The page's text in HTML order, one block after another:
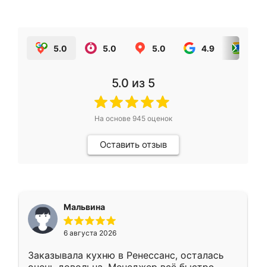
5.0 5.0 5.0 4.9
5.0 из 5
На основе 945оценок
Оставить отзыв
Мальвина
6 августа 2026
Заказывала кухню в Ренессанс, осталась